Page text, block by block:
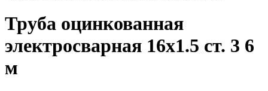
Труба оцинкованная
электросварная 16х1.5 ст. 3 6
м